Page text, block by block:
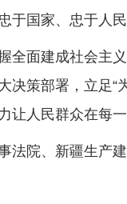
于国家、忠于人
面建成社会主义
决策部署，立足
让人民群众在每
院、新疆生产建